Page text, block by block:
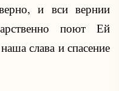
и вси вернии
поют Ей
слава и спасение